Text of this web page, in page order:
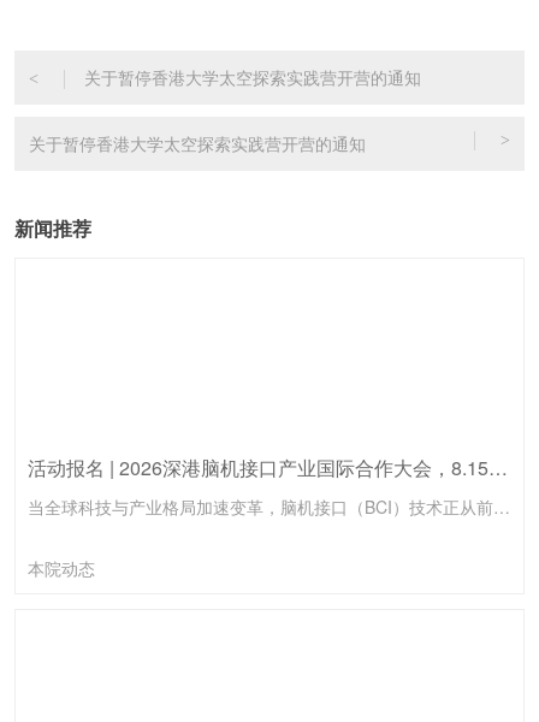
< 关于暂停香港大学太空探索实践营开营的通知
关于暂停香港大学太空探索实践营开营的通知 >
新闻推荐
活动报名 | 2026深港脑机接口产业国际合作大会，8.15前海见！
当全球科技与产业格局加速变革，脑机接口（BCI）技术正从前沿实验室走向临床与产业化的爆发前夜。如何在技术突破、临床转化、法规监管与全球合作的浪潮中找准方向、链接顶尖学术与资本资源，已成为决定未来产业格局的关键。由香港大学青年科创学院、香港大学先进生物医学仪器中心（InnoHK）、香港大学科创中心及香港大学深圳研究院联合主办的「2026深港脑机接口产业国际合作大会」，将于2026年8月15日在香港大...
本院动态